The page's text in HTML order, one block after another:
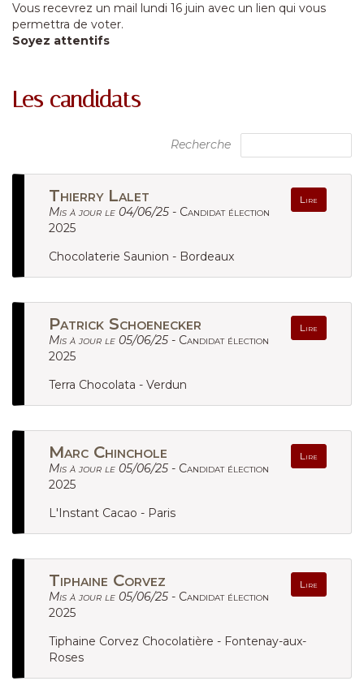
Vous recevrez un mail lundi 16 juin avec un lien qui vous
permettra de voter.
Soyez attentifs
Les candidats
Recherche
Thierry Lalet Lire
Mis à jour le 04/06/25 - Candidat élection
2025
Chocolaterie Saunion - Bordeaux
Patrick Schoenecker Lire
Mis à jour le 05/06/25 - Candidat élection
2025
Terra Chocolata - Verdun
Marc Chinchole Lire
Mis à jour le 05/06/25 - Candidat élection
2025
L'Instant Cacao - Paris
Tiphaine Corvez Lire
Mis à jour le 05/06/25 - Candidat élection
2025
Tiphaine Corvez Chocolatière - Fontenay-aux-
Roses